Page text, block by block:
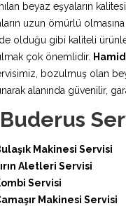
beyaz eşyaların
uzun ömürlü
olduğu gibi kaliteli
çok önemlidir.
bozulmuş olan
alanında güvenilir,
Makinesi Servisi
Aletleri Servisi
Servisi
Makinesi Servisi